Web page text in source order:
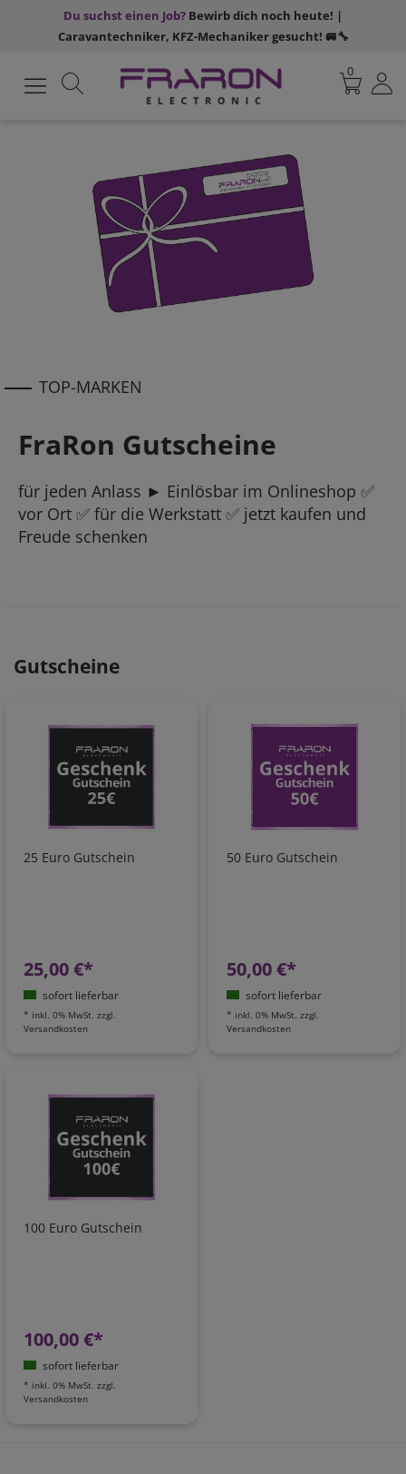
Du suchst einen Job? Bewirb dich noch heute! |
Caravantechniker, KFZ-Mechaniker gesucht! 🚐🔧
0
TOP-MARKEN
FraRon Gutscheine
für jeden Anlass ► Einlösbar im Onlineshop ✅
vor Ort ✅ für die Werkstatt ✅ jetzt kaufen und
Freude schenken
Gutscheine
25 Euro Gutschein
25,00 €*
sofort lieferbar
* inkl. 0% MwSt. zzgl.
Versandkosten
50 Euro Gutschein
50,00 €*
sofort lieferbar
* inkl. 0% MwSt. zzgl.
Versandkosten
100 Euro Gutschein
100,00 €*
sofort lieferbar
* inkl. 0% MwSt. zzgl.
Versandkosten